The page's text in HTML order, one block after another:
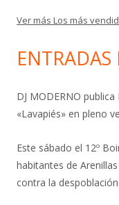
Ver más Los más
ENTRADAS
DJ MODERNO
«Lavapiés» en pleno
Este sábado el 12º
habitantes de
contra la despoblación